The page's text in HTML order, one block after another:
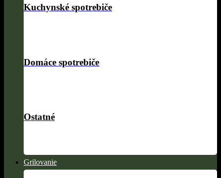
Kuchynské spotrebiče
Domáce spotrebiče
Ostatné
Grilovanie